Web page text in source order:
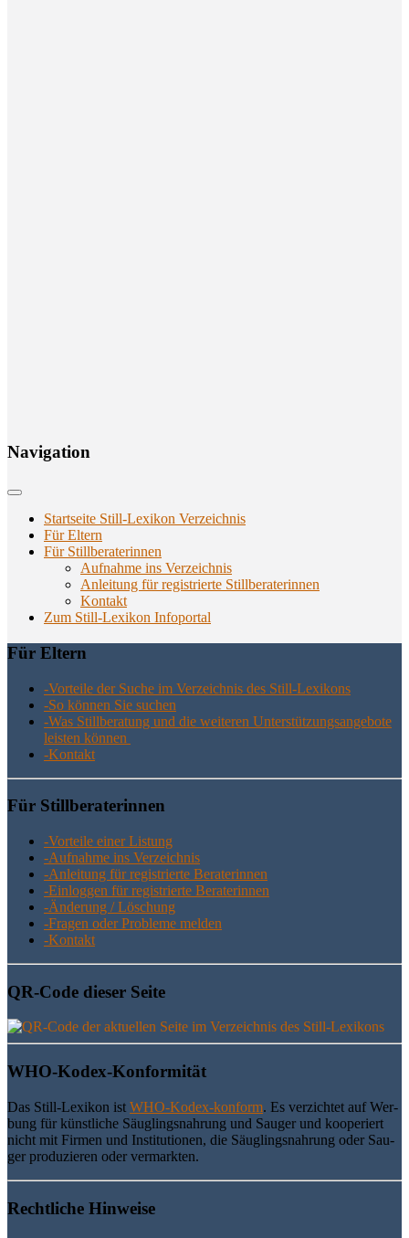
Navi­ga­ti­on
Startseite Still-Lexikon Verzeichnis
Für Eltern
Für Stillberaterinnen
Aufnahme ins Verzeichnis
Anlei­tung für regis­trier­te Stillberaterinnen
Kon­takt
Zum Still-Lexikon Infoportal
Für Eltern
-Vor­tei­le der Suche im Ver­zeich­nis des Still-Lexikons
-So kön­nen Sie suchen
-Was Still­be­ra­tung und die wei­te­ren Unter­stüt­zungs­an­ge­bo­te
leis­ten können
-Kon­takt
Für Still­be­ra­te­rin­nen
-Vor­tei­le einer Listung
-Auf­nah­me ins Verzeichnis
-Anlei­tung für regis­trier­te Beraterinnen
-Ein­log­gen für regis­trier­te Beraterinnen
-Ände­rung / Löschung
-Fra­gen oder Pro­ble­me melden
-Kon­takt
QR-Code die­ser Seite
WHO-Kodex-Kon­for­mi­tät
Das Still-Lexi­kon ist WHO-Kodex-kon­form. Es ver­zich­tet auf Wer­
bung für künst­li­che Säug­lings­nah­rung und Sau­ger und koope­riert
nicht mit Fir­men und Insti­tu­tio­nen, die Säug­lings­nah­rung oder Sau­
ger pro­du­zie­ren oder vermarkten.
Recht­li­che Hinweise